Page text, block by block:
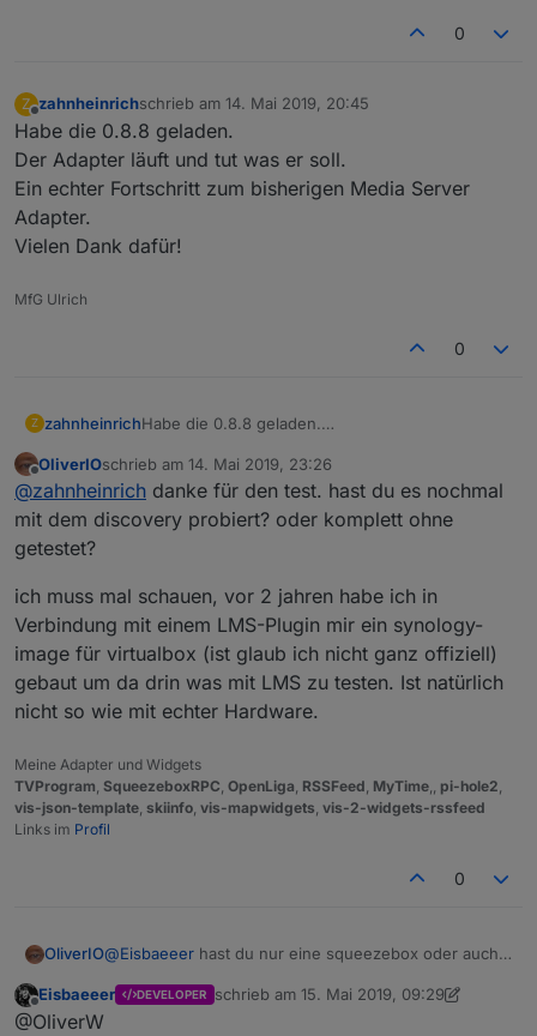
0
Z
Offline
zahnheinrichschrieb am 14. Mai 2019, 20:45
zuletzt editiert von
Habe die 0.8.8 geladen.
Der Adapter läuft und tut was er soll.
Ein echter Fortschritt zum bisherigen Media Server
Adapter.
Vielen Dank dafür!
MfG Ulrich
0
Z zahnheinrichHabe die 0.8.8 geladen.
Ein echter Fortschritt zum bisherigen Media
Server Adapter.
Vielen Dank dafür!
Offline
OliverIOschrieb am 14. Mai 2019, 23:26
zuletzt editiert von
@zahnheinrich danke für den test. hast du es nochmal
mit dem discovery probiert? oder komplett ohne
getestet?
ich muss mal schauen, vor 2 jahren habe ich in
Verbindung mit einem LMS-Plugin mir ein synology-
image für virtualbox (ist glaub ich nicht ganz offiziell)
gebaut um da drin was mit LMS zu testen. Ist natürlich
nicht so wie mit echter Hardware.
Meine Adapter und Widgets
TVProgram, SqueezeboxRPC, OpenLiga, RSSFeed, MyTime,, pi-hole2,
vis-json-template, skiinfo, vis-mapwidgets, vis-2-widgets-rssfeed
Links im Profil
0
OliverIO@Eisbaeeer hast du nur eine squeezebox oder auch
Die squeezeboxen gehen auch ohne Server zu
Der Adapter steuert nur den LMS-Server zuhause.
Offline
Eisbaeeer DEVELOPER schrieb am 15. Mai 2019, 09:29
zuletzt editiert von Eisbaeeer
@OliverW